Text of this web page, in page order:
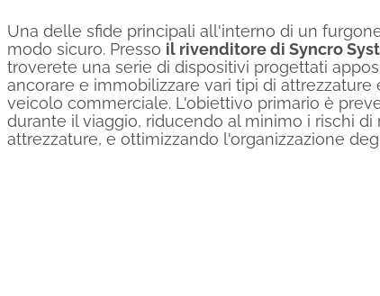
Una delle sfide principali all'interno di un
modo sicuro. Presso il rivenditore di Syncro
troverete una serie di dispositivi progettati
ancorare e immobilizzare vari tipi di
veicolo commerciale. L'obiettivo primario è
durante il viaggio, riducendo al minimo i rischi
attrezzature, e ottimizzando l'organizzazione